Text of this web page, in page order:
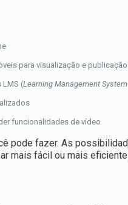
para visualização e
LMS (Learning Management System
funcionalidades de vídeo
pode fazer. As
mais fácil ou mais